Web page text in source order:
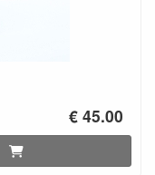
€ 45.00